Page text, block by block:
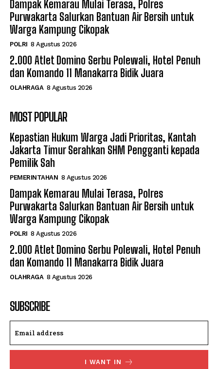
Dampak Kemarau Mulai Terasa, Polres
Purwakarta Salurkan Bantuan Air Bersih untuk
Warga Kampung Cikopak
POLRI 8 Agustus 2026
2.000 Atlet Domino Serbu Polewali, Hotel Penuh
dan Komando 11 Manakarra Bidik Juara
OLAHRAGA 8 Agustus 2026
MOST POPULAR
Kepastian Hukum Warga Jadi Prioritas, Kantah
Jakarta Timur Serahkan SHM Pengganti kepada
Pemilik Sah
PEMERINTAHAN 8 Agustus 2026
Dampak Kemarau Mulai Terasa, Polres
Purwakarta Salurkan Bantuan Air Bersih untuk
Warga Kampung Cikopak
POLRI 8 Agustus 2026
2.000 Atlet Domino Serbu Polewali, Hotel Penuh
dan Komando 11 Manakarra Bidik Juara
OLAHRAGA 8 Agustus 2026
SUBSCRIBE
I WANT IN